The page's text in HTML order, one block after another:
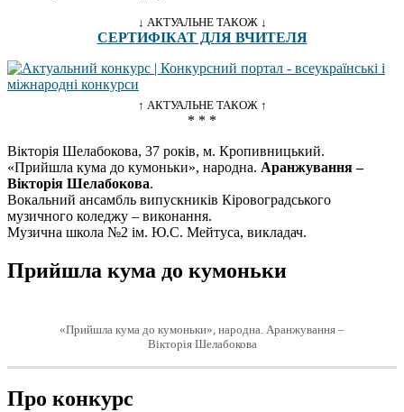
↓ АКТУАЛЬНЕ ТАКОЖ ↓
СЕРТИФІКАТ ДЛЯ ВЧИТЕЛЯ
↑ АКТУАЛЬНЕ ТАКОЖ ↑
* * *
Вікторія Шелабокова, 37 років, м. Кропивницький.
«Прийшла кума до кумоньки», народна. Аранжування –
Вікторія Шелабокова.
Вокальний ансамбль випускників Кіровоградського
музичного коледжу – виконання.
Музична школа №2 ім. Ю.С. Мейтуса, викладач.
Прийшла кума до кумоньки
«Прийшла кума до кумоньки», народна. Аранжування –
Вікторія Шелабокова
Про конкурс